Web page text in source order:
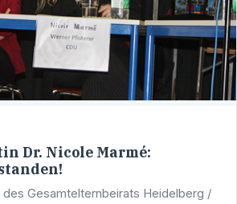
Dr. Nicole Marmé:
des Gesamtelternbeirats Heidelberg /